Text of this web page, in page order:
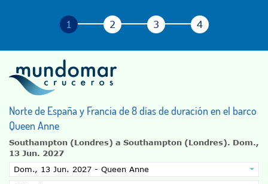
Norte de España y Francia de 8 días de duración en el barco
Queen Anne
Southampton (Londres) a Southampton (Londres). Dom.,
13 Jun. 2027